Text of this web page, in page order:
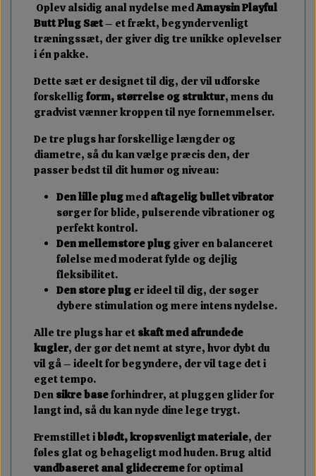
Oplev alsidig anal nydelse medAmaysin Playful
Butt Plug Sæt– et frækt, begyndervenligt
træningssæt, der giver dig tre unikke oplevelser
i én pakke.
Dette sæt er designet til dig, der vil udforske
forskellig form, størrelse og struktur, mens du
gradvist vænner kroppen til nye fornemmelser.
De tre plugs har forskellige længder og
diametre, så du kan vælge præcis den, der
passer bedst til dit humør og niveau:
Den lille plugmed aftagelig bullet vibrator
sørger for blide, pulserende vibrationer og
perfekt kontrol.
Den mellemstore plug giver en balanceret
følelse med moderat fylde og dejlig
fleksibilitet.
Den store plug er ideel til dig, der søger
dybere stimulation og mere intens nydelse.
Alle tre plugs har et skaft med afrundede
kugler, der gør det nemt at styre, hvor dybt du
vil gå – ideelt for begyndere, der vil tage det i
eget tempo.
Den sikre baseforhindrer, at pluggen glider for
langt ind, så du kan nyde dine lege trygt.
Fremstillet iblødt, kropsvenligt materiale, der
føles glat og behageligt mod huden. Brug altid
vandbaseret anal glidecremefor optimal